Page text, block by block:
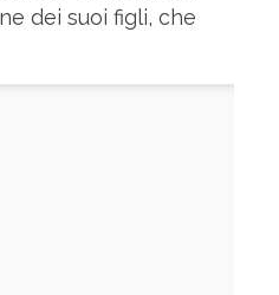
dei suoi figli, che